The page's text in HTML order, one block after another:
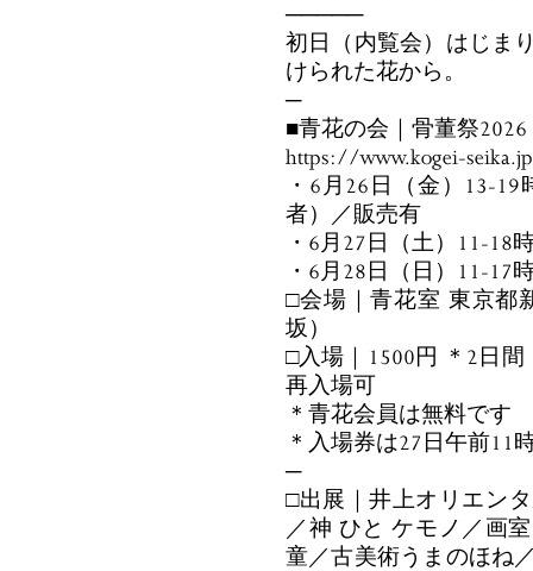
─────
初日（内覧会）はじま
けられた花から。
─
■青花の会｜骨董祭2026
https://www.kogei-
・6月26日（金）13-
者）／販売有
・6月27日（土）11-18
・6月28日（日）11-17
□会場｜青花室 東京都
坂）
□入場｜1500円 ＊2日
再入場可
＊青花会員は無料です
＊入場券は27日午前11
─
□出展｜井上オリエン
／神 ひと ケモノ／画
童／古美術うまのほね